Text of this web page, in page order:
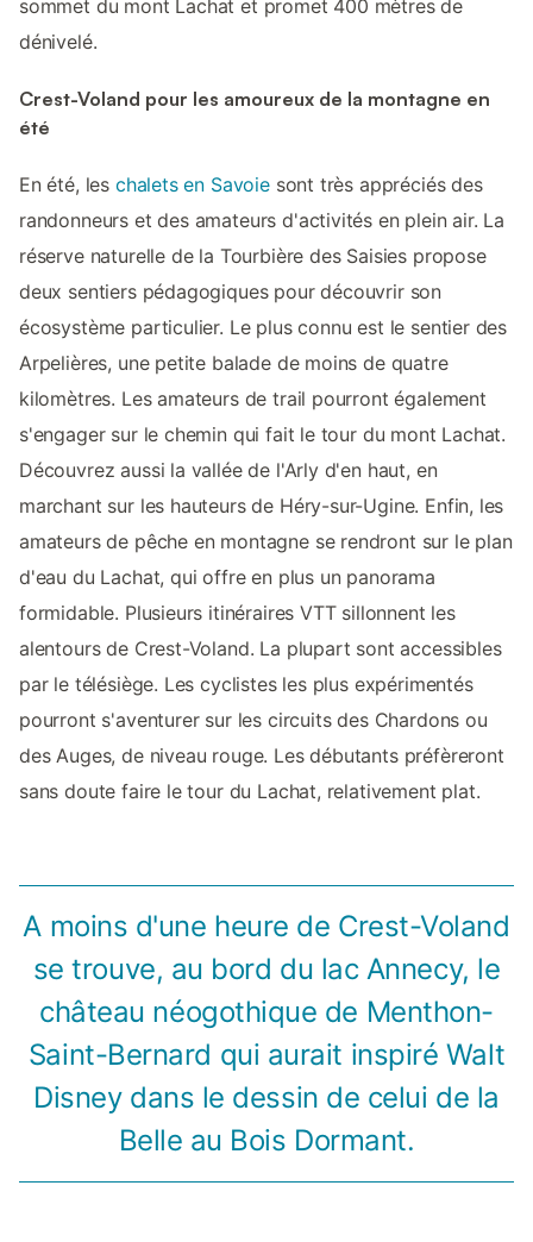
sommet du mont Lachat et promet 400 mètres de
dénivelé.
Crest-Voland pour les amoureux de la montagne en
été
En été, les chalets en Savoiesont très appréciés des
randonneurs et des amateurs d'activités en plein air. La
réserve naturelle de la Tourbière des Saisies propose
deux sentiers pédagogiques pour découvrir son
écosystème particulier. Le plus connu est le sentier des
Arpelières, une petite balade de moins de quatre
kilomètres. Les amateurs de trail pourront également
s'engager sur le chemin qui fait le tour du mont Lachat.
Découvrez aussi la vallée de l'Arly d'en haut, en
marchant sur les hauteurs de Héry-sur-Ugine. Enfin, les
amateurs de pêche en montagne se rendront sur le plan
d'eau du Lachat, qui offre en plus un panorama
formidable. Plusieurs itinéraires VTT sillonnent les
alentours de Crest-Voland. La plupart sont accessibles
par le télésiège. Les cyclistes les plus expérimentés
pourront s'aventurer sur les circuits des Chardons ou
des Auges, de niveau rouge. Les débutants préfèreront
sans doute faire le tour du Lachat, relativement plat.
A moins d'une heure de Crest-Voland
se trouve, au bord du lac Annecy, le
château néogothique de Menthon-
Saint-Bernard qui aurait inspiré Walt
Disney dans le dessin de celui de la
Belle au Bois Dormant.